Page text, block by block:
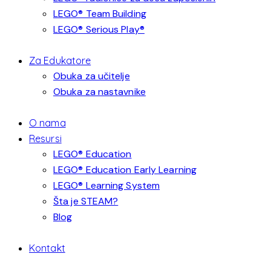
LEGO® Team Building
LEGO® Serious Play®
Za Edukatore
Obuka za učitelje
Obuka za nastavnike
O nama
Resursi
LEGO® Education
LEGO® Education Early Learning
LEGO® Learning System
Šta je STEAM?
Blog
Kontakt